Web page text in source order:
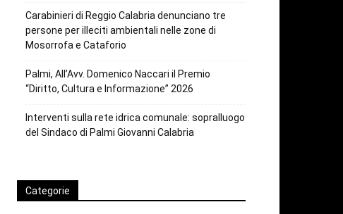
Carabinieri di Reggio Calabria denunciano tre
persone per illeciti ambientali nelle zone di
Mosorrofa e Cataforio
Palmi, All’Avv. Domenico Naccari il Premio
“Diritto, Cultura e Informazione” 2026
Interventi sulla rete idrica comunale: sopralluogo
del Sindaco di Palmi Giovanni Calabria
Categorie